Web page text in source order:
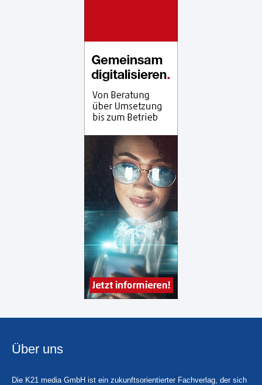
Über uns
Die K21 media GmbH ist ein zukunftsorientierter Fachverlag, der sich